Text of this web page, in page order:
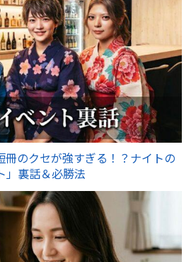
冊のクセが強すぎる！？ナイトの
」裏話＆必勝法